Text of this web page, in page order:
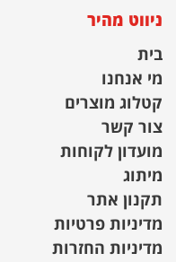
ניווט מהיר
בית
מי אנחנו
קטלוג מוצרים
צור קשר
מועדון לקוחות
מיתוג
תקנון אתר
מדיניות פרטיות
מדיניות החזרות